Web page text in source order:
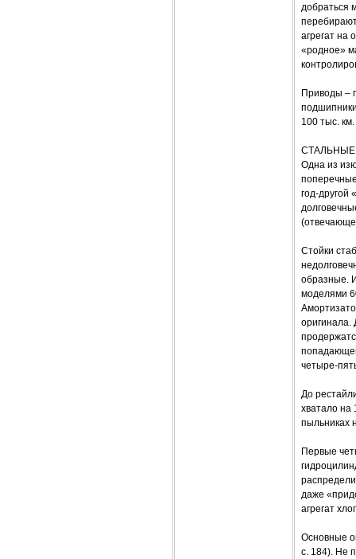
добраться
агрегат на
«родное»
Приводы –
100 тыс. км.
Одна из
год-другой
Стойки
образные.
моделями
оригинала.
четыре-
До
хватало на
пыльниках
Первые
даже
агрегат
Основные
с. 184). Не